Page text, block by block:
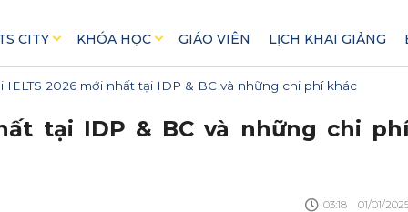
CITY KHÓA HỌC GIÁO VIÊN LỊCH KHAI GIẢNG
IELTS 2026 mới nhất tại IDP & BC và những chi phí khác
tại IDP & BC và những chi
03:18 01/01/